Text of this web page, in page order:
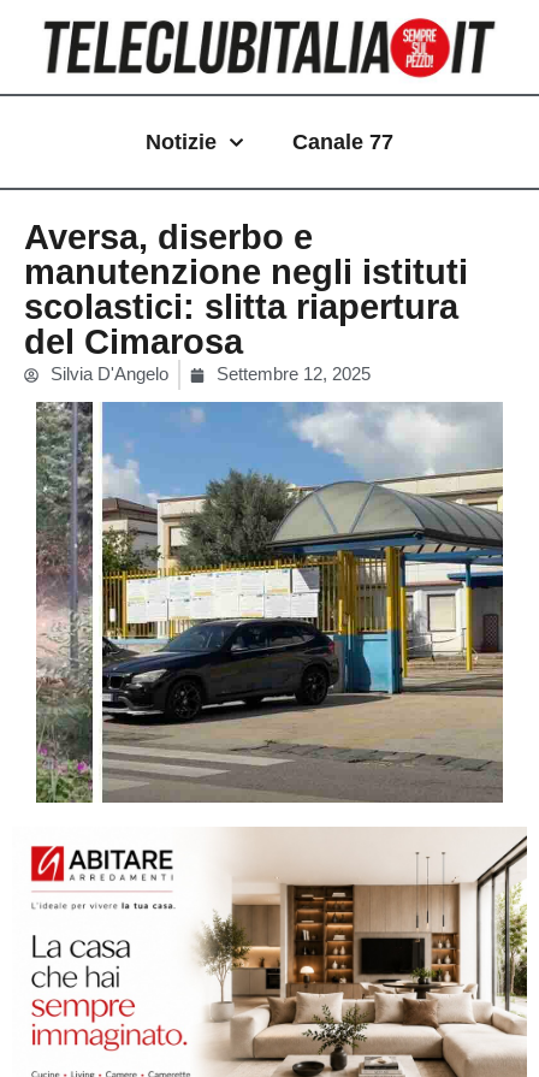
contenuto
Notizie Canale 77
Aversa, diserbo e
manutenzione negli istituti
scolastici: slitta riapertura
del Cimarosa
Silvia D'Angelo Settembre 12, 2025